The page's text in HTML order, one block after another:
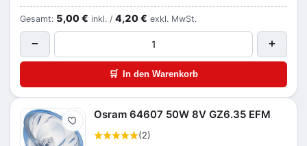
Gesamt: 5,00 € inkl. / 4,20 € exkl. MwSt.
− +
🛒 In den Warenkorb
Merken
Osram 64607 50W 8V GZ6.35 EFM
(2)